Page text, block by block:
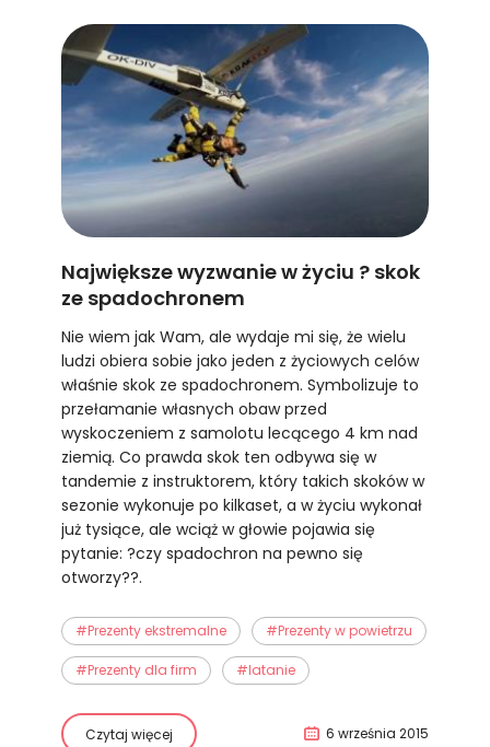
Największe wyzwanie w życiu ? skok
ze spadochronem
Nie wiem jak Wam, ale wydaje mi się, że wielu
ludzi obiera sobie jako jeden z życiowych celów
właśnie skok ze spadochronem. Symbolizuje to
przełamanie własnych obaw przed
wyskoczeniem z samolotu lecącego 4 km nad
ziemią. Co prawda skok ten odbywa się w
tandemie z instruktorem, który takich skoków w
sezonie wykonuje po kilkaset, a w życiu wykonał
już tysiące, ale wciąż w głowie pojawia się
pytanie: ?czy spadochron na pewno się
otworzy??.
#Prezenty ekstremalne #Prezenty w powietrzu
#Prezenty dla firm #latanie
Czytaj więcej 6 września 2015